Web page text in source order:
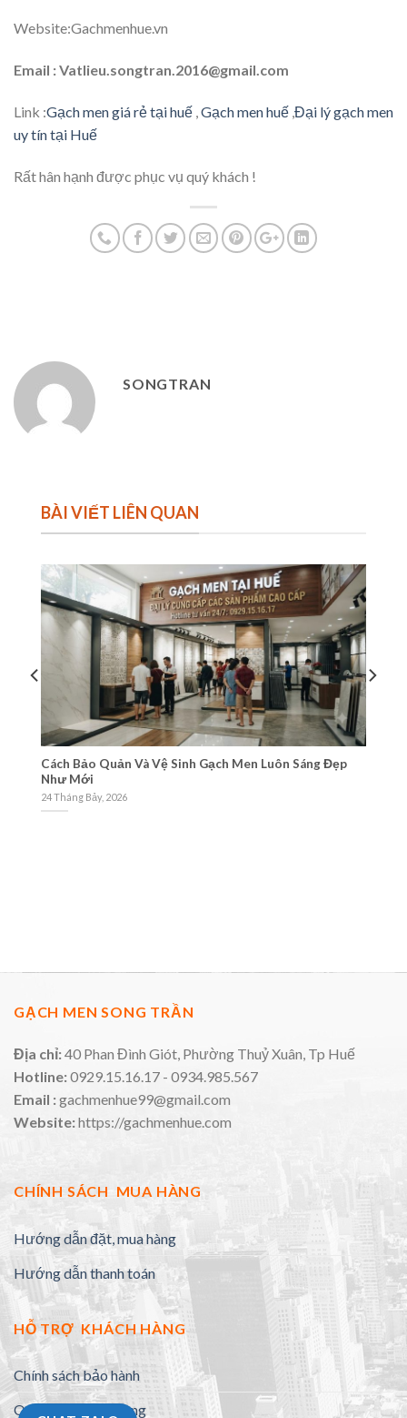
Website:Gachmenhue.vn
Email : Vatlieu.songtran.2016@gmail.com
Link :Gạch men giá rẻ tại huế Gạch men huế Đại lý gạch men
uy tín tại Huế
Rất hân hạnh được phục vụ quý khách !
SONGTRAN
BÀI VIẾT LIÊN QUAN
Cách Bảo Quản Và Vệ Sinh Gạch Men Luôn Sáng Đẹp
Như Mới
24 Tháng Bảy, 2026
GẠCH MEN SONG TRẦN
Địa chỉ:40 Phan Đình Giót, Phường Thuỷ Xuân, Tp Huế
Hotline:0929.15.16.17 - 0934.985.567
Email :gachmenhue99@gmail.com
Website:https://gachmenhue.com
CHÍNH SÁCH MUA HÀNG
Hướng dẫn đặt, mua hàng
Hướng dẫn thanh toán
HỖ TRỢ KHÁCH HÀNG
Chính sách bảo hành
Quy định đổi trả hàng